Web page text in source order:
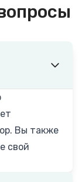
Вы также
свой